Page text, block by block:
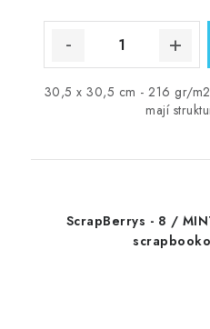
30,5 x 30,5 cm - 216 gr/
mají
ScrapBerrys - 8 /